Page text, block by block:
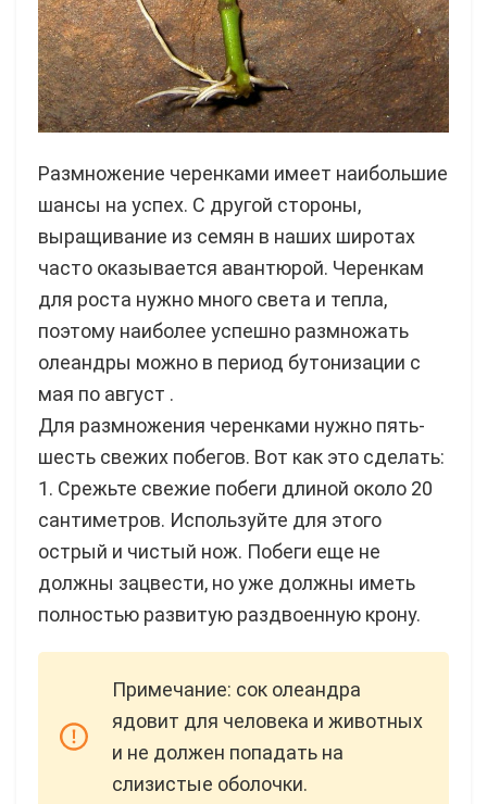
Размножение черенками имеет наибольшие
шансы на успех. С другой стороны,
выращивание из семян в наших широтах
часто оказывается авантюрой. Черенкам
для роста нужно много света и тепла,
поэтому наиболее успешно размножать
олеандры можно в период бутонизации с
мая по август .
Для размножения черенками нужно пять-
шесть свежих побегов. Вот как это сделать:
1. Срежьте свежие побеги длиной около 20
сантиметров. Используйте для этого
острый и чистый нож. Побеги еще не
должны зацвести, но уже должны иметь
полностью развитую раздвоенную крону.
Примечание: сок олеандра
ядовит для человека и животных
и не должен попадать на
слизистые оболочки.